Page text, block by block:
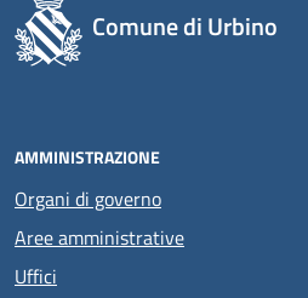
Comune di Urbino
AMMINISTRAZIONE
Organi di governo
Aree amministrative
Uffici